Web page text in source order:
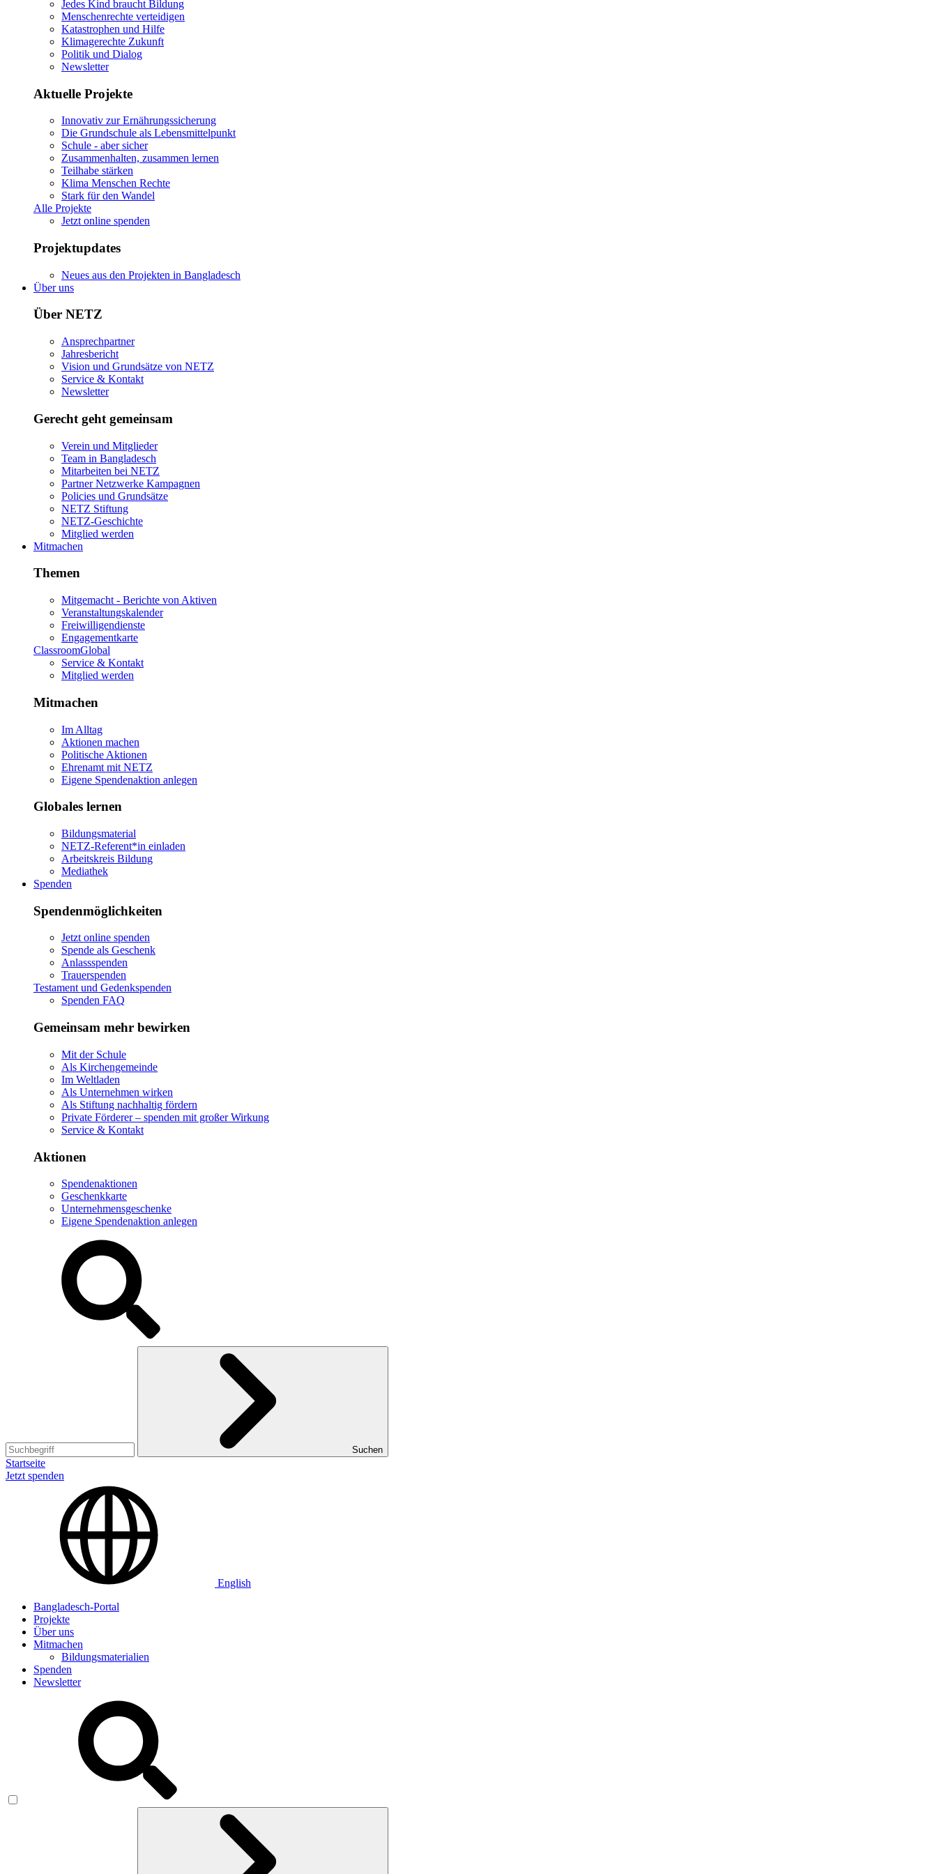
Jedes Kind braucht Bildung
Menschenrechte verteidigen
Katastrophen und Hilfe
Klimagerechte Zukunft
Politik und Dialog
Newsletter
Aktuelle Projekte
Innovativ zur Ernährungssicherung
Die Grundschule als Lebensmittelpunkt
Schule - aber sicher
Zusammenhalten, zusammen lernen
Teilhabe stärken
Klima Menschen Rechte
Stark für den Wandel
Alle Projekte
Jetzt online spenden
Projektupdates
Neues aus den Projekten in Bangladesch
Über uns
Über NETZ
Ansprechpartner
Jahresbericht
Vision und Grundsätze von NETZ
Service & Kontakt
Newsletter
Gerecht geht gemeinsam
Verein und Mitglieder
Team in Bangladesch
Mitarbeiten bei NETZ
Partner Netzwerke Kampagnen
Policies und Grundsätze
NETZ Stiftung
NETZ-Geschichte
Mitglied werden
Mitmachen
Themen
Mitgemacht - Berichte von Aktiven
Veranstaltungskalender
Freiwilligendienste
Engagementkarte
ClassroomGlobal
Service & Kontakt
Mitglied werden
Mitmachen
Im Alltag
Aktionen machen
Politische Aktionen
Ehrenamt mit NETZ
Eigene Spendenaktion anlegen
Globales lernen
Bildungsmaterial
NETZ-Referent*in einladen
Arbeitskreis Bildung
Mediathek
Spenden
Spendenmöglichkeiten
Jetzt online spenden
Spende als Geschenk
Anlassspenden
Trauerspenden
Testament und Gedenkspenden
Spenden FAQ
Gemeinsam mehr bewirken
Mit der Schule
Als Kirchengemeinde
Im Weltladen
Als Unternehmen wirken
Als Stiftung nachhaltig fördern
Private Förderer – spenden mit großer Wirkung
Service & Kontakt
Aktionen
Spendenaktionen
Geschenkkarte
Unternehmensgeschenke
Eigene Spendenaktion anlegen
Suchen
Startseite
Jetzt spenden
English
Bangladesch-Portal
Projekte
Über uns
Mitmachen
Bildungsmaterialien
Spenden
Newsletter